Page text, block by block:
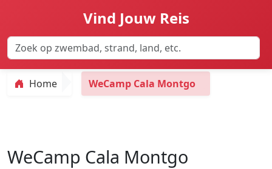
Vind Jouw Reis
Home WeCamp Cala Montgo
WeCamp Cala Montgo